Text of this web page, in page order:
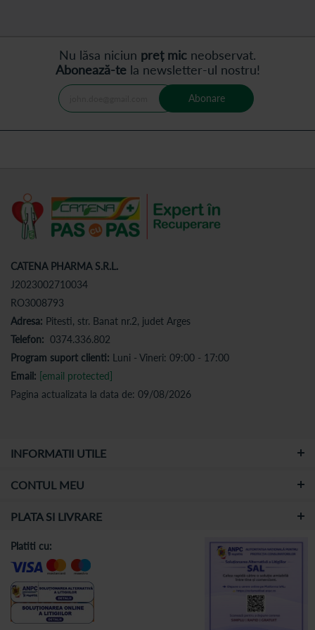
Nu lăsa niciun preț mic neobservat.
Abonează-tela newsletter-ul nostru!
Abonare
CATENA PHARMA S.R.L.
J2023002710034
RO3008793
Adresa: Pitesti, str. Banat nr.2, judet Arges
Telefon: 0374.336.802
Program suport clienti: Luni - Vineri: 09:00 - 17:00
Email: [email protected]
Pagina actualizata la data de: 09/08/2026
INFORMATII UTILE
CONTUL MEU
PLATA SI LIVRARE
Platiti cu: